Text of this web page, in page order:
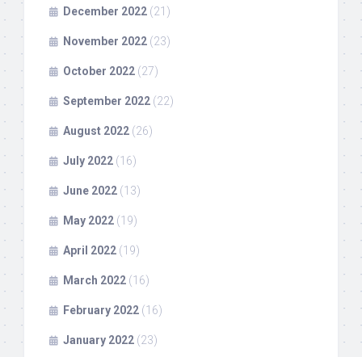
December 2022 (21)
November 2022 (23)
October 2022 (27)
September 2022 (22)
August 2022 (26)
July 2022 (16)
June 2022 (13)
May 2022 (19)
April 2022 (19)
March 2022 (16)
February 2022 (16)
January 2022 (23)